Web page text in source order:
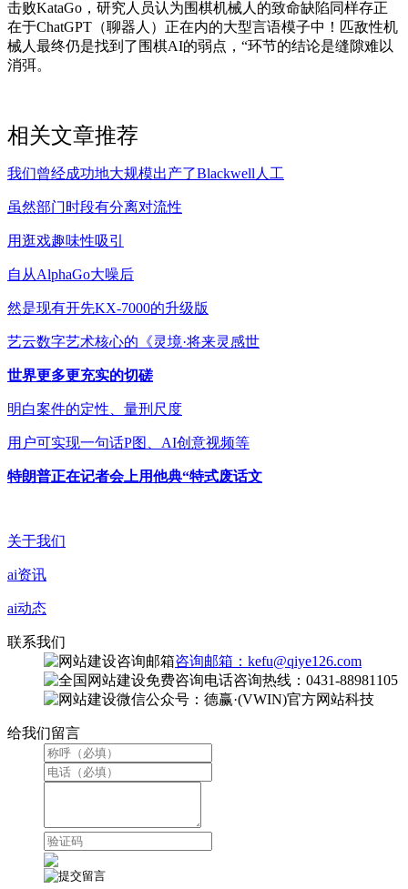
击败KataGo，研究人员认为围棋机械人的致命缺陷同样存正
在于ChatGPT（聊器人）正在内的大型言语模子中！匹敌性机
械人最终仍是找到了围棋AI的弱点，“环节的结论是缝隙难以
消弭。
相关文章推荐
我们曾经成功地大规模出产了Blackwell人工
虽然部门时段有分离对流性
用逛戏趣味性吸引
自从AlphaGo大噪后
然是现有开先KX-7000的升级版
艺云数字艺术核心的《灵境·将来灵感世
世界更多更充实的切磋
明白案件的定性、量刑尺度
用户可实现一句话P图、AI创意视频等
特朗普正在记者会上用他典“特式废话文
关于我们
ai资讯
ai动态
联系我们
咨询邮箱：kefu@qiye126.com
咨询热线：0431-88981105
微信公众号：德赢·(VWIN)官方网站科技
给我们留言